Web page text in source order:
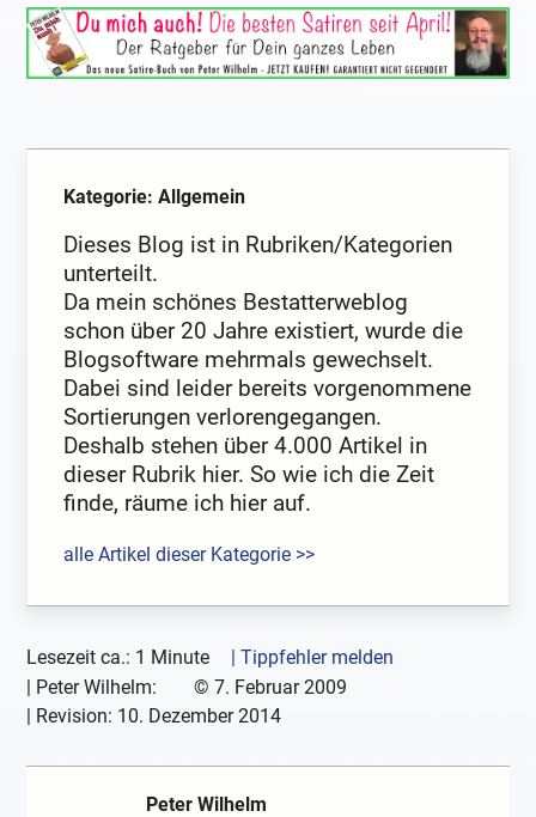
Kategorie: Allgemein
Dieses Blog ist in Rubriken/Kategorien
unterteilt.
Da mein schönes Bestatterweblog
schon über 20 Jahre existiert, wurde die
Blogsoftware mehrmals gewechselt.
Dabei sind leider bereits vorgenommene
Sortierungen verlorengegangen.
Deshalb stehen über 4.000 Artikel in
dieser Rubrik hier. So wie ich die Zeit
finde, räume ich hier auf.
alle Artikel dieser Kategorie >>
Lesezeit ca.: 1 Minute
| Tippfehler melden
Peter Wilhelm: © 7. Februar 2009
| Revision: 10. Dezember 2014
Peter Wilhelm